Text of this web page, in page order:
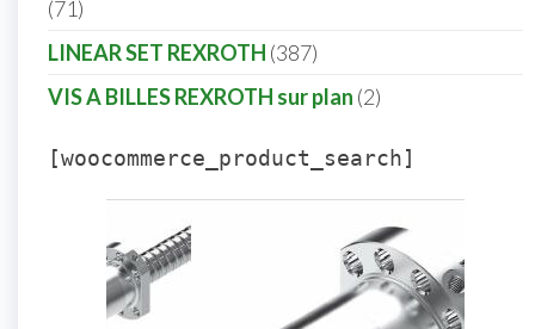
71
LINEAR SET REXROTH 387
VIS A BILLES REXROTH sur plan 2
[woocommerce_product_search]